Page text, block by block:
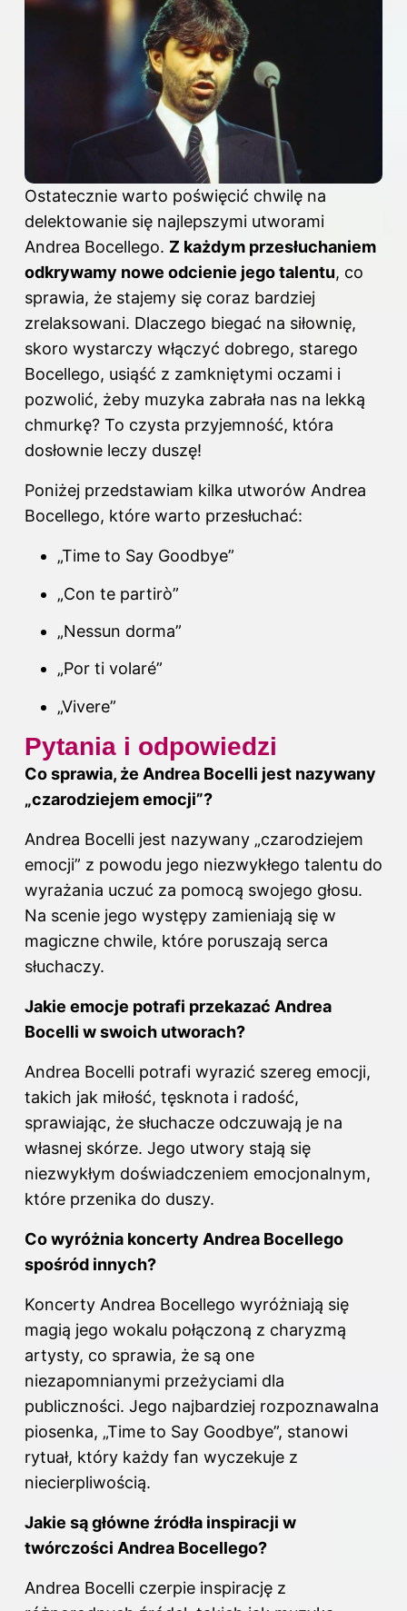
Ostatecznie warto poświęcić chwilę na
delektowanie się najlepszymi utworami
Andrea Bocellego. Z każdym przesłuchaniem
odkrywamy nowe odcienie jego talentu, co
sprawia, że stajemy się coraz bardziej
zrelaksowani. Dlaczego biegać na siłownię,
skoro wystarczy włączyć dobrego, starego
Bocellego, usiąść z zamkniętymi oczami i
pozwolić, żeby muzyka zabrała nas na lekką
chmurkę? To czysta przyjemność, która
dosłownie leczy duszę!
Poniżej przedstawiam kilka utworów Andrea
Bocellego, które warto przesłuchać:
„Time to Say Goodbye”
„Con te partirò”
„Nessun dorma”
„Por ti volaré”
„Vivere”
Pytania i odpowiedzi
Co sprawia, że Andrea Bocelli jest nazywany
„czarodziejem emocji”?
Andrea Bocelli jest nazywany „czarodziejem
emocji” z powodu jego niezwykłego talentu do
wyrażania uczuć za pomocą swojego głosu.
Na scenie jego występy zamieniają się w
magiczne chwile, które poruszają serca
słuchaczy.
Jakie emocje potrafi przekazać Andrea
Bocelli w swoich utworach?
Andrea Bocelli potrafi wyrazić szereg emocji,
takich jak miłość, tęsknota i radość,
sprawiając, że słuchacze odczuwają je na
własnej skórze. Jego utwory stają się
niezwykłym doświadczeniem emocjonalnym,
które przenika do duszy.
Co wyróżnia koncerty Andrea Bocellego
spośród innych?
Koncerty Andrea Bocellego wyróżniają się
magią jego wokalu połączoną z charyzmą
artysty, co sprawia, że są one
niezapomnianymi przeżyciami dla
publiczności. Jego najbardziej rozpoznawalna
piosenka, „Time to Say Goodbye”, stanowi
rytuał, który każdy fan wyczekuje z
niecierpliwością.
Jakie są główne źródła inspiracji w
twórczości Andrea Bocellego?
Andrea Bocelli czerpie inspirację z